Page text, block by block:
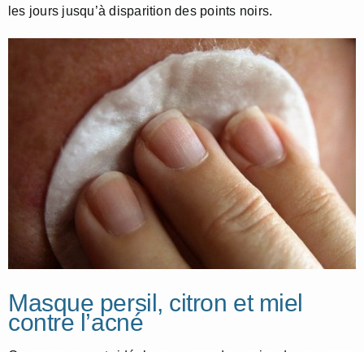
les jours jusqu’à disparition des points noirs.
Masque persil, citron et miel
contre l’acné